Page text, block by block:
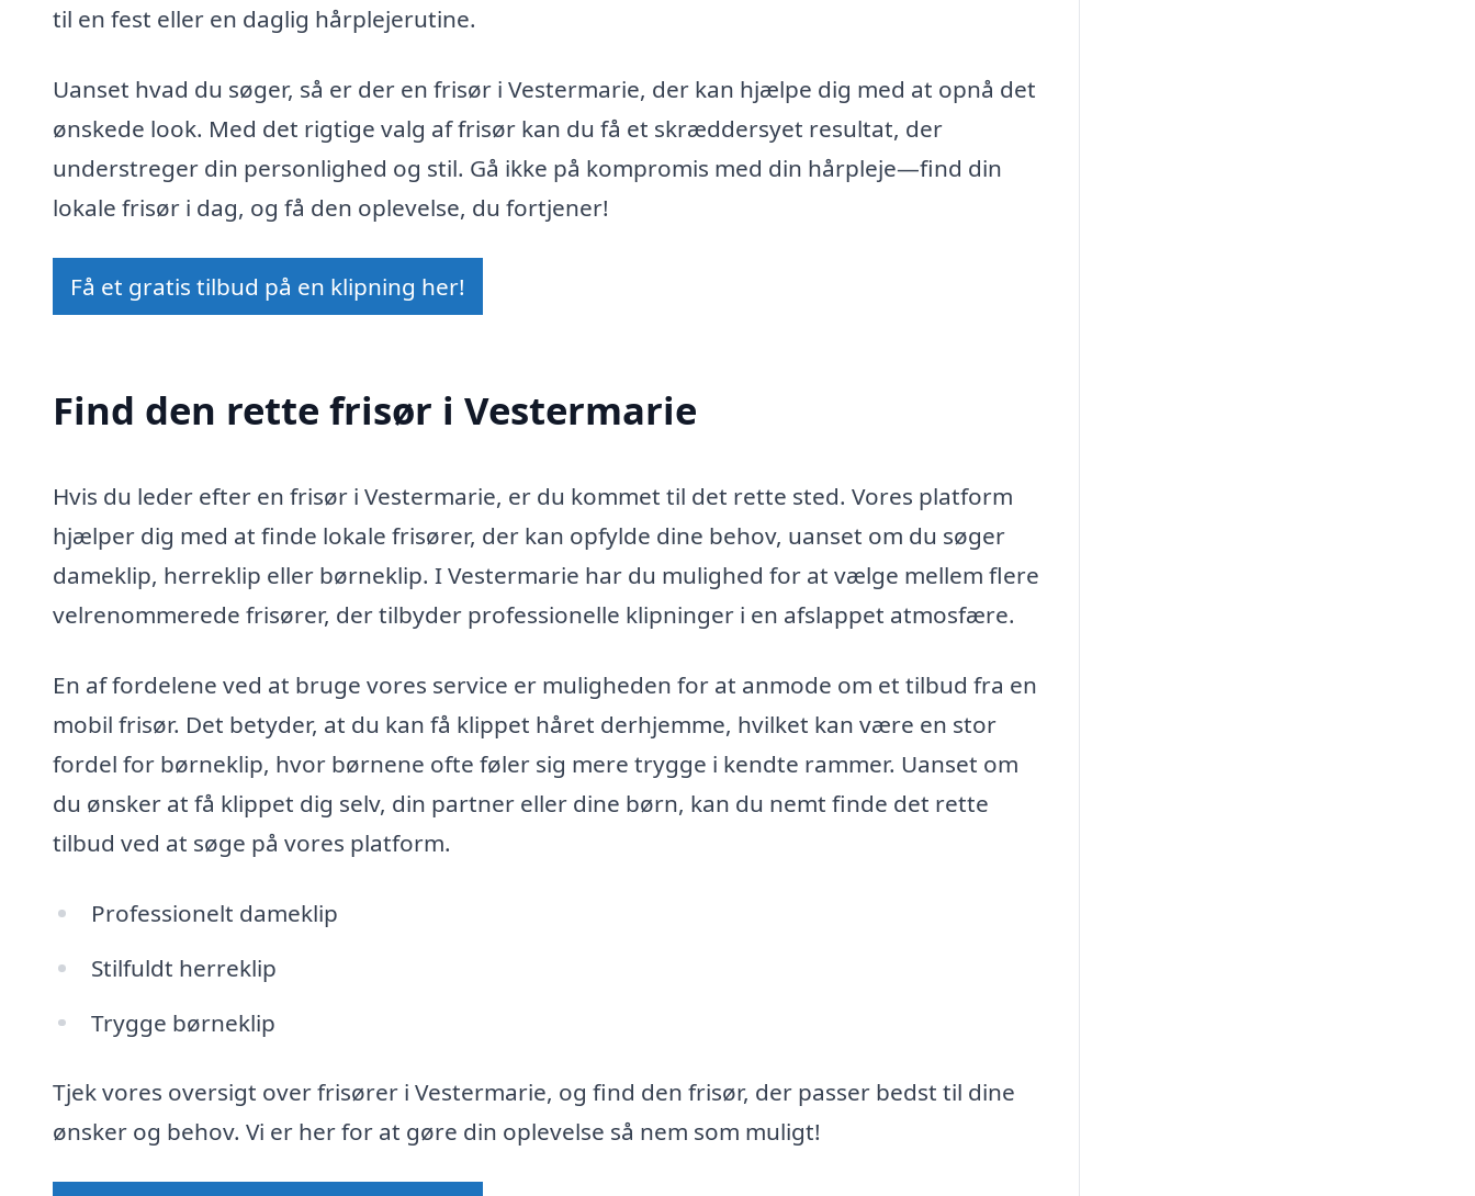
til en fest eller en daglig hårplejerutine.
Uanset hvad du søger, så er der en frisør i Vestermarie, der kan hjælpe dig med at opnå det
ønskede look. Med det rigtige valg af frisør kan du få et skræddersyet resultat, der
understreger din personlighed og stil. Gå ikke på kompromis med din hårpleje—find din
lokale frisør i dag, og få den oplevelse, du fortjener!
Få et gratis tilbud på en klipning her!
Find den rette frisør i Vestermarie
Hvis du leder efter en frisør i Vestermarie, er du kommet til det rette sted. Vores platform
hjælper dig med at finde lokale frisører, der kan opfylde dine behov, uanset om du søger
dameklip, herreklip eller børneklip. I Vestermarie har du mulighed for at vælge mellem flere
velrenommerede frisører, der tilbyder professionelle klipninger i en afslappet atmosfære.
En af fordelene ved at bruge vores service er muligheden for at anmode om et tilbud fra en
mobil frisør. Det betyder, at du kan få klippet håret derhjemme, hvilket kan være en stor
fordel for børneklip, hvor børnene ofte føler sig mere trygge i kendte rammer. Uanset om
du ønsker at få klippet dig selv, din partner eller dine børn, kan du nemt finde det rette
tilbud ved at søge på vores platform.
Professionelt dameklip
Stilfuldt herreklip
Trygge børneklip
Tjek vores oversigt over frisører i Vestermarie, og find den frisør, der passer bedst til dine
ønsker og behov. Vi er her for at gøre din oplevelse så nem som muligt!